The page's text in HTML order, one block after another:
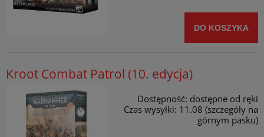
DO KOSZYKA
Kroot Combat Patrol (10. edycja)
Dostępność: dostępne od ręki
Czas wysyłki: 11.08 (szczegóły na
górnym pasku)